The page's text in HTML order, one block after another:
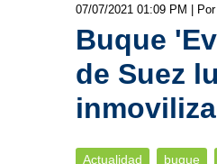
07/07/2021 01:09 PM |
Buque
de Suez
Actualidad buque